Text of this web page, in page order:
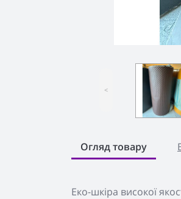
<
Огляд товару
Еко-шкіра високої